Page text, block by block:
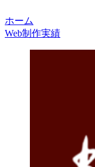
ホーム
Web制作実績